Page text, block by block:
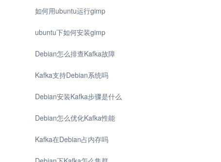
如何用ubuntu运行gimp
ubuntu下如何安装gimp
Debian怎么排查Kafka故障
Kafka支持Debian系统吗
Debian安装Kafka步骤是什么
Debian怎么优化Kafka性能
Kafka在Debian占内存吗